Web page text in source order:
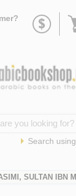
Search using
SULTAN IBN